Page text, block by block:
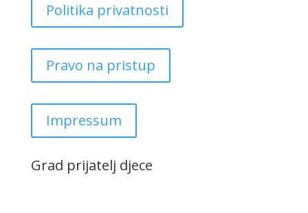
Politika privatnosti
Pravo na pristup
Impressum
Grad prijatelj djece